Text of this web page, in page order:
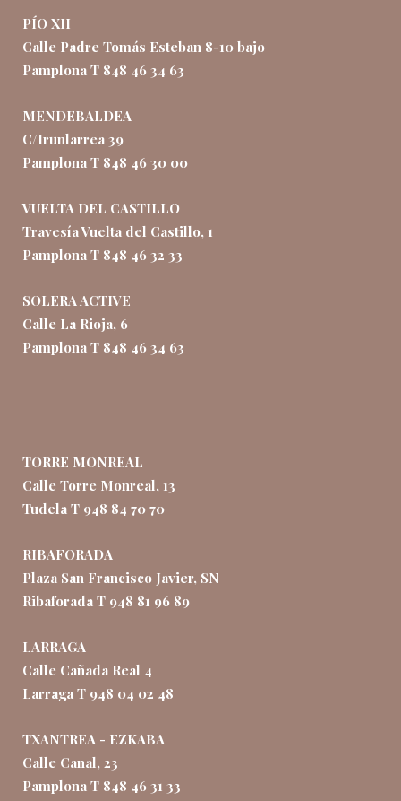
PÍO XII
Calle Padre Tomás Esteban 8-10 bajo
Pamplona T 848 46 34 63
MENDEBALDEA
C/Irunlarrea 39
Pamplona T 848 46 30 00
VUELTA DEL CASTILLO
Travesía Vuelta del Castillo, 1
Pamplona T 848 46 32 33
SOLERA ACTIVE
Calle La Rioja, 6
Pamplona T 848 46 34 63
TORRE MONREAL
Calle Torre Monreal, 13
Tudela T 948 84 70 70
RIBAFORADA
Plaza San Francisco Javier, SN
Ribaforada T 948 81 96 89
LARRAGA
Calle Cañada Real 4
Larraga T 948 04 02 48
TXANTREA - EZKABA
Calle Canal, 23
Pamplona T 848 46 31 33